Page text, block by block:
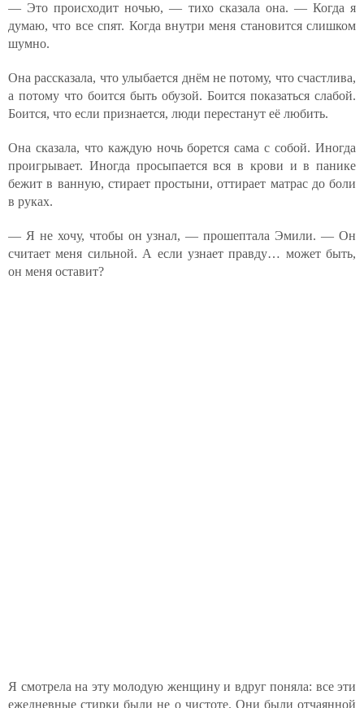
— Это происходит ночью, — тихо сказала она. — Когда я
думаю, что все спят. Когда внутри меня становится слишком
шумно.
Она рассказала, что улыбается днём не потому, что счастлива,
а потому что боится быть обузой. Боится показаться слабой.
Боится, что если признается, люди перестанут её любить.
Она сказала, что каждую ночь борется сама с собой. Иногда
проигрывает. Иногда просыпается вся в крови и в панике
бежит в ванную, стирает простыни, оттирает матрас до боли
в руках.
— Я не хочу, чтобы он узнал, — прошептала Эмили. — Он
считает меня сильной. А если узнает правду… может быть,
он меня оставит?
Я смотрела на эту молодую женщину и вдруг поняла: все эти
ежедневные стирки были не о чистоте. Они были отчаянной